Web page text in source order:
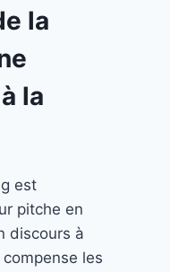
la
la
est
pitche en
discours à
les